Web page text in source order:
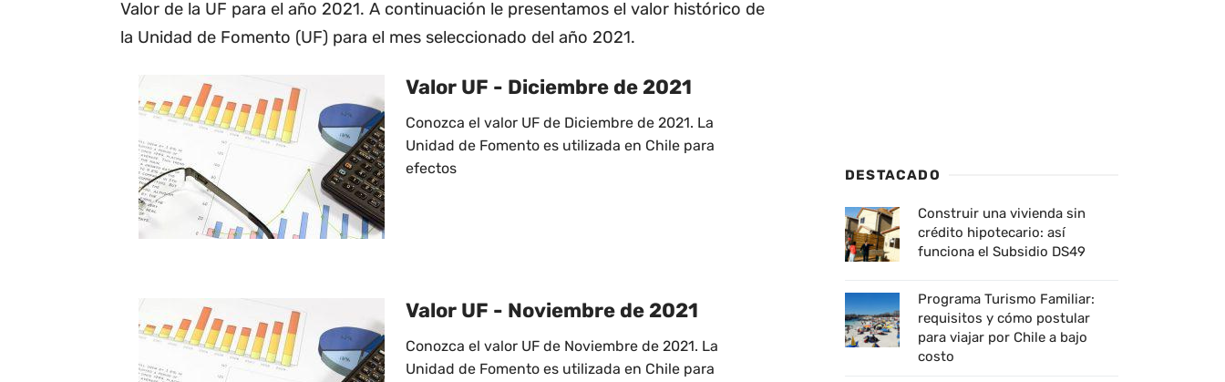
Valor de la UF para el año 2021. A continuación le presentamos el valor histórico de
la Unidad de Fomento (UF) para el mes seleccionado del año 2021.
Valor UF - Diciembre de 2021
Conozca el valor UF de Diciembre de 2021. La
Unidad de Fomento es utilizada en Chile para
efectos
Valor UF - Noviembre de 2021
Conozca el valor UF de Noviembre de 2021. La
Unidad de Fomento es utilizada en Chile para
DESTACADO
Construir una vivienda sin
crédito hipotecario: así
funciona el Subsidio DS49
Programa Turismo Familiar:
requisitos y cómo postular
para viajar por Chile a bajo
costo